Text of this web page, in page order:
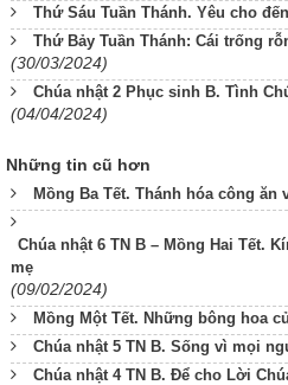
Thứ Sáu Tuần Thánh. Yêu cho
Thứ Bảy Tuần Thánh: Cái trống
(30/03/2024)
Chúa nhật 2 Phục sinh B. Tình
(04/04/2024)
Những tin cũ hơn
Mồng Ba Tết. Thánh hóa công ăn
Chúa nhật 6 TN B – Mồng Hai Tết.
mẹ
(09/02/2024)
Mồng Một Tết. Những bông hoa
Chúa nhật 5 TN B. Sống vì mọi
Chúa nhật 4 TN B. Để cho Lời